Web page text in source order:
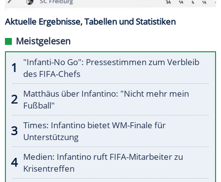
Aktuelle Ergebnisse, Tabellen und Statistiken
Meistgelesen
"Infanti-No Go": Pressestimmen zum Verbleib
des FIFA-Chefs
Matthäus über Infantino: "Nicht mehr mein
Fußball"
Times: Infantino bietet WM-Finale für
Unterstützung
Medien: Infantino ruft FIFA-Mitarbeiter zu
Krisentreffen